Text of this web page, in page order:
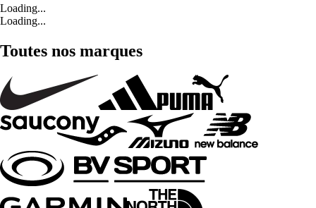
Loading...
Loading...
Toutes nos marques